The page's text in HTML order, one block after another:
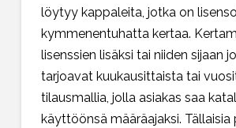
löytyy kappaleita, jotka on
kymmenentuhatta kertaa.
lisenssien lisäksi tai niiden sijaan
tarjoavat kuukausittaista tai
tilausmallia, jolla asiakas saa
käyttöönsä määräajaksi.